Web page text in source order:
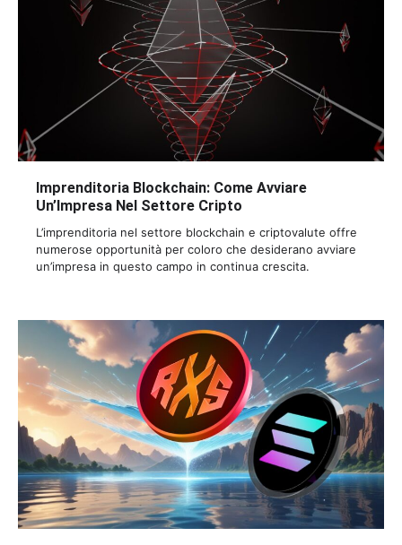
Imprenditoria Blockchain: Come Avviare
Un’Impresa Nel Settore Cripto
L’imprenditoria nel settore blockchain e criptovalute offre
numerose opportunità per coloro che desiderano avviare
un’impresa in questo campo in continua crescita.